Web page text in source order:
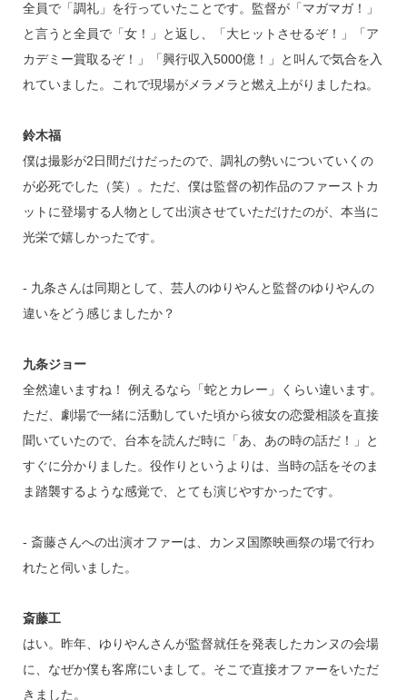
全員で「調礼」を行っていたことです。監督が「マガマガ！」
と言うと全員で「女！」と返し、「大ヒットさせるぞ！」「ア
カデミー賞取るぞ！」「興行収入5000億！」と叫んで気合を入
れていました。これで現場がメラメラと燃え上がりましたね。
鈴木福
僕は撮影が2日間だけだったので、調礼の勢いについていくの
が必死でした（笑）。ただ、僕は監督の初作品のファーストカ
ットに登場する人物として出演させていただけたのが、本当に
光栄で嬉しかったです。
‐ 九条さんは同期として、芸人のゆりやんと監督のゆりやんの
違いをどう感じましたか？
九条ジョー
全然違いますね！ 例えるなら「蛇とカレー」くらい違います。
ただ、劇場で一緒に活動していた頃から彼女の恋愛相談を直接
聞いていたので、台本を読んだ時に「あ、あの時の話だ！」と
すぐに分かりました。役作りというよりは、当時の話をそのま
ま踏襲するような感覚で、とても演じやすかったです。
‐ 斎藤さんへの出演オファーは、カンヌ国際映画祭の場で行わ
れたと伺いました。
斎藤工
はい。昨年、ゆりやんさんが監督就任を発表したカンヌの会場
に、なぜか僕も客席にいまして。そこで直接オファーをいただ
きました。